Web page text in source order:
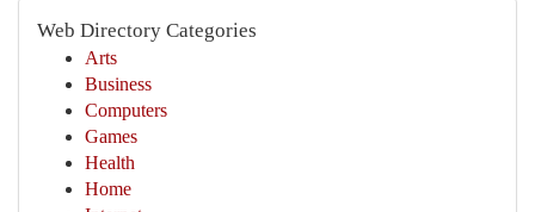
Web Directory Categories
Arts
Business
Computers
Games
Health
Home